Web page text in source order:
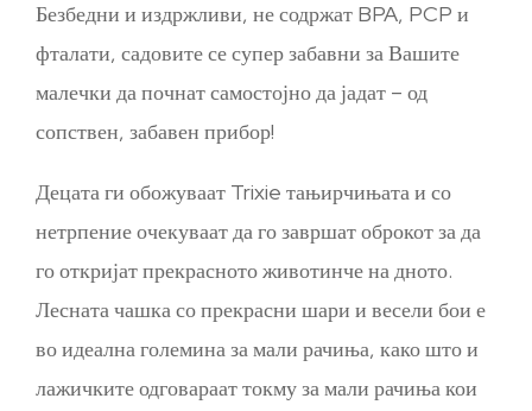
Безбедни и издржливи, не содржат BPA, PCP и
фталати, садовите се супер забавни за Вашите
малечки да почнат самостојно да јадат – од
сопствен, забавен прибор!
Децата ги обожуваат Trixie тањирчињата и со
нетрпение очекуваат да го завршат оброкот за да
го откријат прекрасното животинче на дното.
Лесната чашка со прекрасни шари и весели бои е
во идеална големина за мали рачиња, како што и
лажичките одговараат токму за мали рачиња кои